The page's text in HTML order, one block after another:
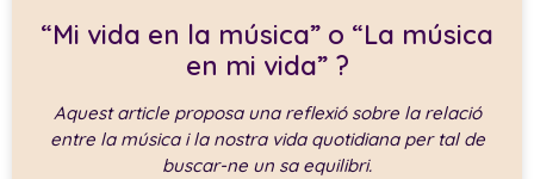
“Mi vida en la música” o “La música
en mi vida” ?
Aquest article proposa una reflexió sobre la relació
entre la música i la nostra vida quotidiana per tal de
buscar-ne un sa equilibri.